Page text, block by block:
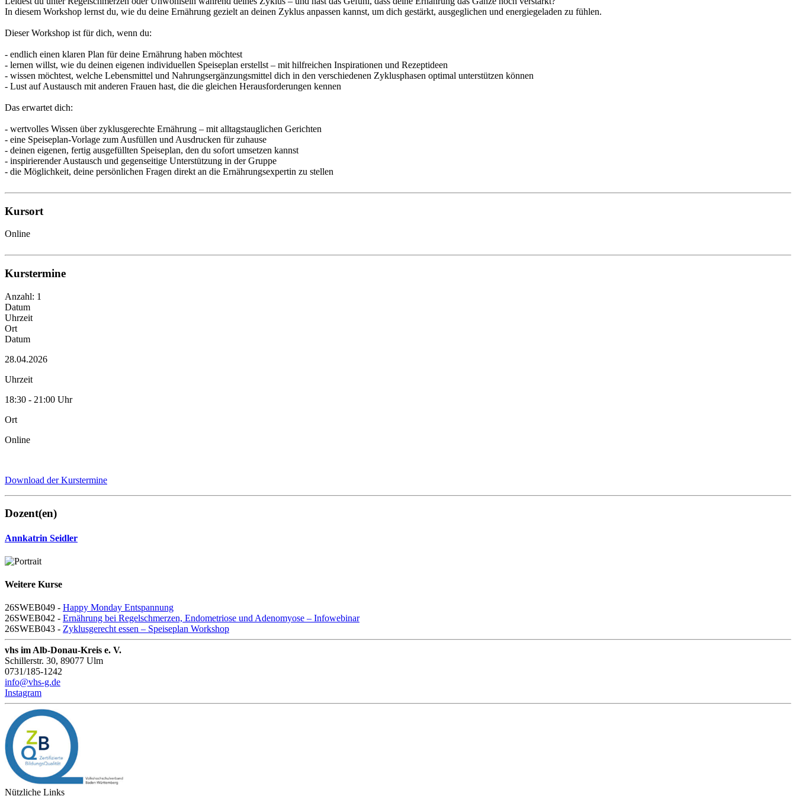
In diesem Workshop lernst du, wie du deine Ernährung gezielt an deinen Zyklus anpassen kannst, um dich gestärkt, ausgeglichen und energiegeladen zu fühlen.
Dieser Workshop ist für dich, wenn du:
- endlich einen klaren Plan für deine Ernährung haben möchtest
- lernen willst, wie du deinen eigenen individuellen Speiseplan erstellst – mit hilfreichen Inspirationen und Rezeptideen
- wissen möchtest, welche Lebensmittel und Nahrungsergänzungsmittel dich in den verschiedenen Zyklusphasen optimal unterstützen können
- Lust auf Austausch mit anderen Frauen hast, die die gleichen Herausforderungen kennen
Das erwartet dich:
- wertvolles Wissen über zyklusgerechte Ernährung – mit alltagstauglichen Gerichten
- eine Speiseplan-Vorlage zum Ausfüllen und Ausdrucken für zuhause
- deinen eigenen, fertig ausgefüllten Speiseplan, den du sofort umsetzen kannst
- inspirierender Austausch und gegenseitige Unterstützung in der Gruppe
- die Möglichkeit, deine persönlichen Fragen direkt an die Ernährungsexpertin zu stellen
Kursort
Online
Kurstermine
Anzahl: 1
Datum
Uhrzeit
Ort
Datum
28.04.2026
Uhrzeit
18:30 - 21:00 Uhr
Ort
Online
Download der Kurstermine
Dozent(en)
Annkatrin Seidler
Weitere Kurse
26SWEB049 - Happy Monday Entspannung
26SWEB042 - Ernährung bei Regelschmerzen, Endometriose und Adenomyose – Infowebinar
26SWEB043 - Zyklusgerecht essen – Speiseplan Workshop
vhs im Alb-Donau-Kreis e. V.
Schillerstr. 30, 89077 Ulm
0731/185-1242
info@vhs-g.de
Instagram
Nützliche Links